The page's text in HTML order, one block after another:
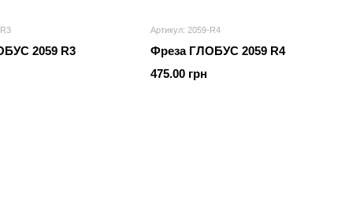
2059 R3
Артикул: 2059-R4
Фреза ГЛОБУС 2059 R4
475.00 грн